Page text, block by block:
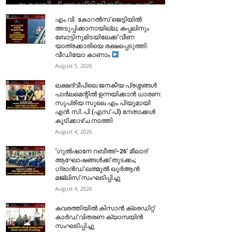
​എം.വി. കോറൽസ് ജെട്ടിയിൽ
അടുപ്പിക്കാനായില്ല; കപ്പലിനും
ബോട്ടിനുമിടയിലേക്ക് വീണ
യാത്രക്കാരിയെ രക്ഷപ്പെടുത്തി.
വീഡിയോ കാണാം
August 5, 2026
ലക്ഷദ്വീപിലെ ജനകീയ പ്രശ്നങ്ങൾ
പാർലമെന്റിൽ ഉന്നയിക്കാൻ ധാരണ:
സുപ്രിയ സുലെ എം.പിയുമായി
എൻ.സി.പി (എസ്.പി) നേതാക്കൾ
കൂടിക്കാഴ്ച നടത്തി
August 4, 2026
‘ഗുൽഷാനേ റബീഅ്–26’ മീലാദ്
ആഘോഷങ്ങൾക്ക് തുടക്കം;
ഗ്രാൻഡ് ഖത്മുൽ ഖുർആൻ
മജ്‌ലിസ് സംഘടിപ്പിച്ചു
August 4, 2026
കവരത്തിയിൽ കിസാൻ ക്രെഡിറ്റ്
കാർഡ് വിതരണ ക്യാമ്പയിൻ
സംഘടിപ്പിച്ചു